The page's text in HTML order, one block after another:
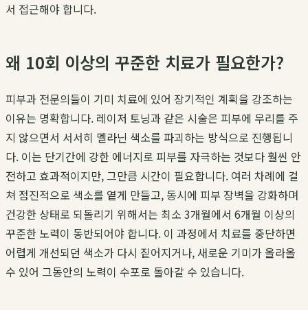
서 접근해야 합니다.
왜 10회 이상의 꾸준한 치료가 필요한가?
피부과 전문의들이 기미 치료에 있어 장기적인 계획을 강조하는
이유는 명확합니다. 레이저 토닝과 같은 시술은 피부에 무리를 주
지 않으면서 서서히 멜라닌 색소를 파괴하는 방식으로 진행됩니
다. 이는 단기간에 강한 에너지로 피부를 자극하는 것보다 훨씬 안
전하고 효과적이지만, 그만큼 시간이 필요합니다. 여러 차례에 걸
쳐 점진적으로 색소를 옅게 만들고, 동시에 피부 장벽을 강화하며
건강한 상태로 되돌리기 위해서는 최소 3개월에서 6개월 이상의
꾸준한 노력이 동반되어야 합니다. 이 과정에서 치료를 중단하면
어렵게 개선되던 색소가 다시 짙어지거나, 새로운 기미가 올라올
수 있어 그동안의 노력이 수포로 돌아갈 수 있습니다.